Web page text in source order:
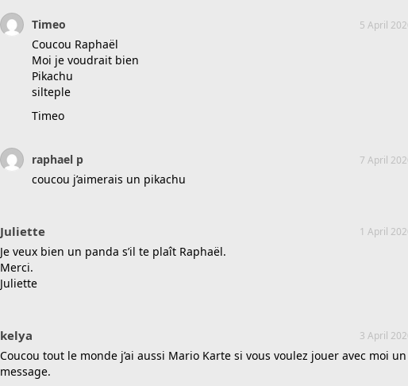
Timeo 5 April
Coucou Raphaël
Moi je voudrait bien
Pikachu
silteple
Timeo
raphael p 7 April
coucou j’aimerais un pikachu
Juliette 1 April
Je veux bien un panda s’il te plaît Raphaël.
Merci.
Juliette
kelya 3 April
Coucou tout le monde j’ai aussi Mario Karte si vous voulez jouer avec moi un
message.